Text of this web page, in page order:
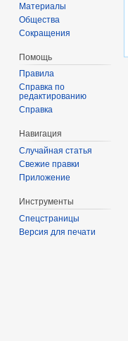
Материалы
Общества
Сокращения
Помощь
Правила
Справка по
редактированию
Справка
Навигация
Случайная статья
Свежие правки
Приложение
Инструменты
Спецстраницы
Версия для печати